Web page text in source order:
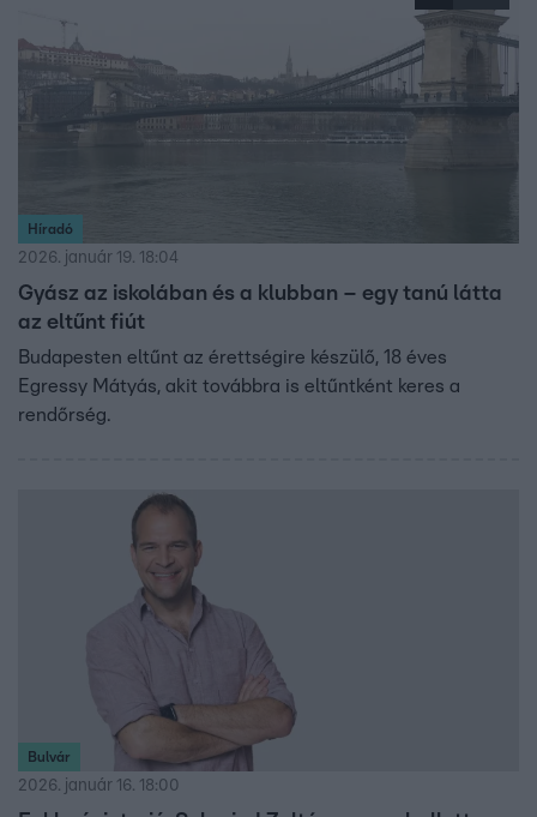
beszédkészség hiányzik. A kérdés nem az, van-e papír,
hanem az, hogy valóban használható-e a nyelvtudás a
mindennapokban.
Híradó
2026. január 19. 18:04
Gyász az iskolában és a klubban – egy tanú látta
az eltűnt fiút
Budapesten eltűnt az érettségire készülő, 18 éves
Egressy Mátyás, akit továbbra is eltűntként keres a
rendőrség.
Bulvár
2026. január 16. 18:00